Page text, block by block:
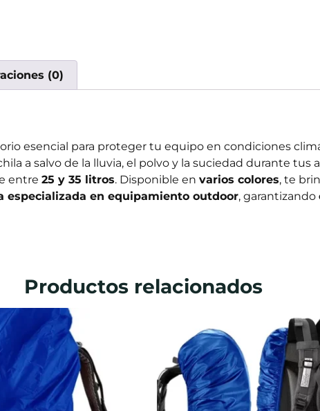
(0)
esencial para proteger tu equipo en condiciones
a salvo de la lluvia, el polvo y la suciedad durante tus
entre 25 y 35 litros. Disponible en varios colores, te
especializada en equipamiento outdoor, garantizando
Productos relacionados